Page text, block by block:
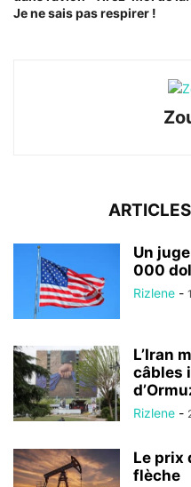
Je ne sais pas respirer !
Un
000
Rizlene -
L’Iran
câbles
Rizlene -
Le prix
flèche